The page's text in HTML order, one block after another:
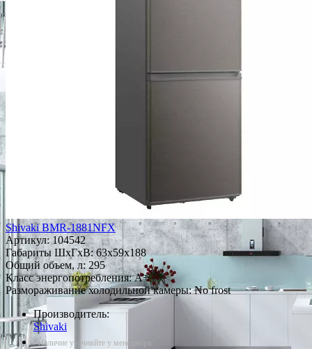
Shivaki BMR-1881NFХ
Артикул:104542
Габариты ШxГxВ: 63x59x188
Общий объем, л: 295
Класс энергопотребления: A+
Размораживание холодильной камеры: No frost
Производитель:
Shivaki
*Наличие уточняйте у менеджера